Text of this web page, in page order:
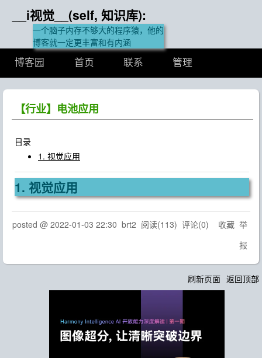
__i视觉__(self, 知识库):
一个脑子内存不够大的程序猿，他的
博客就一定更丰富和有内涵
博客园 首页 联系 管理
【行业】电池应用
目录
1. 视觉应用
1. 视觉应用
posted @ 2022-01-03 22:30 brt2 阅读(113) 评论(0) 收藏 举
报
刷新页面 返回顶部